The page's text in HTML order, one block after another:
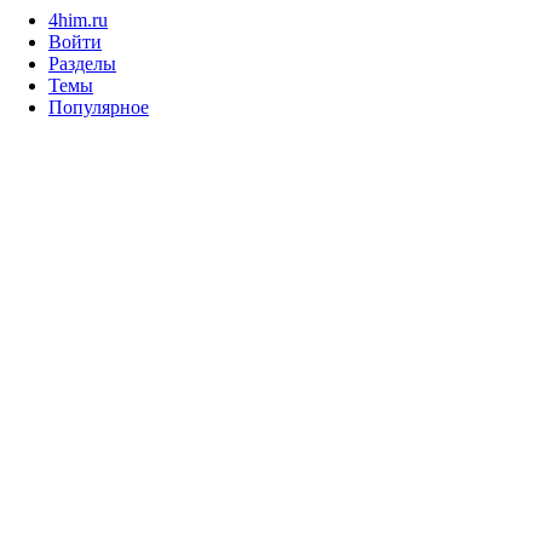
4him.ru
Войти
Разделы
Темы
Популярное